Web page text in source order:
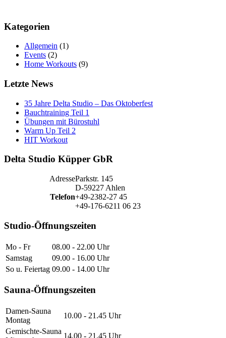
Kategorien
Allgemein (1)
Events (2)
Home Workouts (9)
Letzte News
35 Jahre Delta Studio – Das Oktoberfest
Bauchtraining Teil 1
Übungen mit Bürostuhl
Warm Up Teil 2
HIT Workout
Delta Studio Küpper GbR
AdresseParkstr. 145
D-59227 Ahlen
Telefon+49-2382-27 45
+49-176-6211 06 23
Studio-Öffnungszeiten
Mo - Fr
08.00 - 22.00 Uhr
Samstag
09.00 - 16.00 Uhr
So u. Feiertag 09.00 - 14.00 Uhr
Sauna-Öffnungszeiten
Damen-Sauna
Montag
10.00 - 21.45 Uhr
Gemischte-Sauna
14.00 - 21.45 Uhr